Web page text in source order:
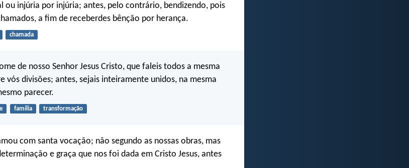
ou injúria por injúria; antes, pelo contrário, bendizendo, pois
a fim de receberdes bênção por herança.
chamada
de nosso Senhor Jesus Cristo, que faleis todos a mesma
vós divisões; antes, sejais inteiramente unidos, na mesma
parecer.
família transformação
com santa vocação; não segundo as nossas obras, mas
e graça que nos foi dada em Cristo Jesus, antes